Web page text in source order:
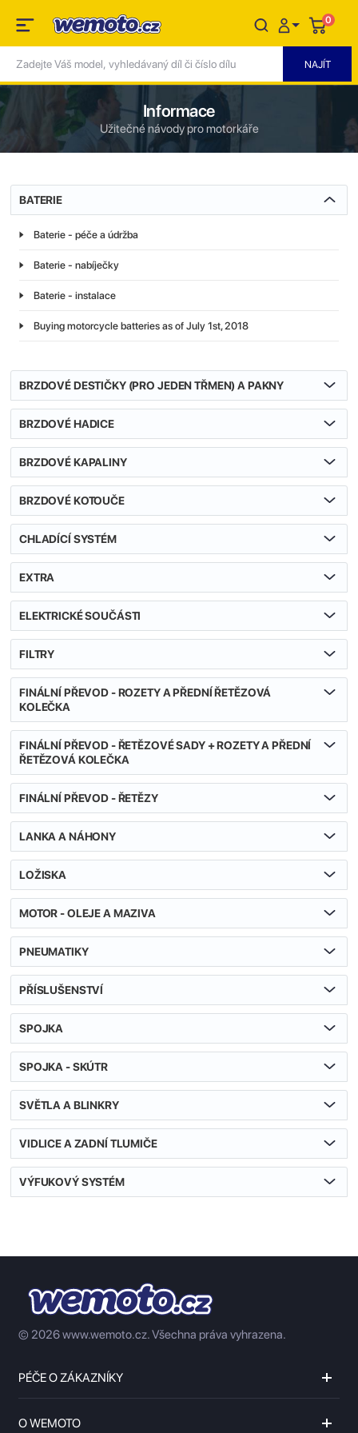
0
Informace
Užitečné návody pro motorkáře
BATERIE
Baterie - péče a údržba
Baterie - nabíječky
Baterie - instalace
Buying motorcycle batteries as of July 1st, 2018
BRZDOVÉ DESTIČKY (PRO JEDEN TŘMEN) A PAKNY
BRZDOVÉ HADICE
BRZDOVÉ KAPALINY
BRZDOVÉ KOTOUČE
CHLADÍCÍ SYSTÉM
EXTRA
ELEKTRICKÉ SOUČÁSTI
FILTRY
FINÁLNÍ PŘEVOD - ROZETY A PŘEDNÍ ŘETĚZOVÁ
KOLEČKA
FINÁLNÍ PŘEVOD - ŘETĚZOVÉ SADY + ROZETY A PŘEDNÍ
ŘETĚZOVÁ KOLEČKA
FINÁLNÍ PŘEVOD - ŘETĚZY
LANKA A NÁHONY
LOŽISKA
MOTOR - OLEJE A MAZIVA
PNEUMATIKY
PŘÍSLUŠENSTVÍ
SPOJKA
SPOJKA - SKÚTR
SVĚTLA A BLINKRY
VIDLICE A ZADNÍ TLUMIČE
VÝFUKOVÝ SYSTÉM
© 2026 www.wemoto.cz.Všechna práva vyhrazena.
PÉČE O ZÁKAZNÍKY
O WEMOTO